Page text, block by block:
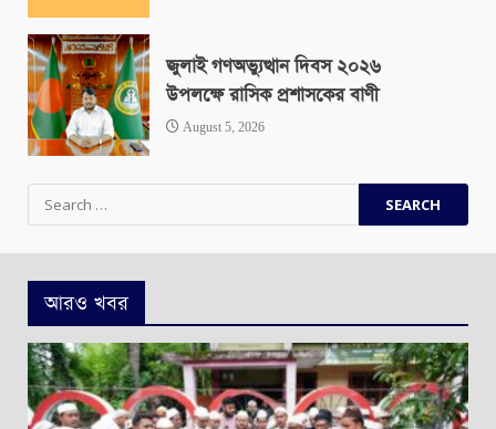
জুলাই গণঅভ্যুত্থান দিবস ২০২৬
উপলক্ষে রাসিক প্রশাসকের বাণী
August 5, 2026
Search
for:
আরও খবর